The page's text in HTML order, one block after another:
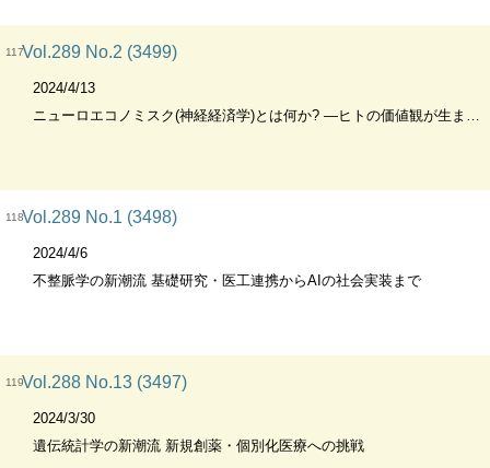
117Vol.289 No.2 (3499)
2024/4/13
ニューロエコノミスク(神経経済学)とは何か? ―ヒトの価値観が生まれる脳の仕組みの理解とその先の未来
118Vol.289 No.1 (3498)
2024/4/6
不整脈学の新潮流 基礎研究・医工連携からAIの社会実装まで
119Vol.288 No.13 (3497)
2024/3/30
遺伝統計学の新潮流 新規創薬・個別化医療への挑戦